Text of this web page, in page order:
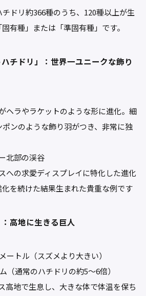
ドリ約366種のうち、120種以上が生
有種」または「準固有種」です。
ハチドリ」：世界一ユニークな飾り
ヘラやラケットのような形に進化。細
ンのような飾り羽がつき、非常に独
北部の渓谷
への求愛ディスプレイに特化した進化
を続けた結果生まれた貴重な例です
：高地に生きる巨人
ートル（スズメより大きい）
（通常のハチドリの約5〜6倍）
高地で生息し、大きな体で体温を保ち